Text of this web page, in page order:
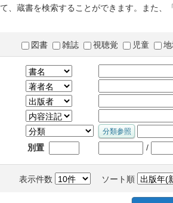
、蔵書を検索することができます。また
図書 雑誌 視聴覚 児童
別置 /
表示件数 ソート順